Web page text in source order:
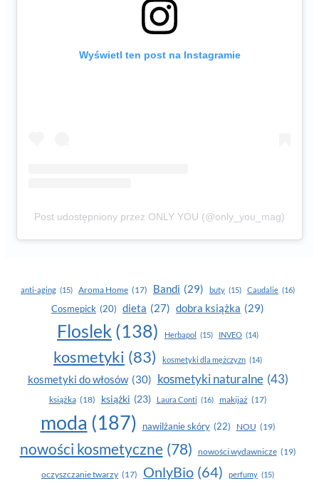
Wyświetl ten post na Instagramie
Post udostępniony przez ONLY YOU (@only_you_mag)
anti-aging (15) Aroma Home (17) Bandi (29) buty (15) Caudalie (16)
Cosmepick (20) dieta (27) dobra książka (29)
Floslek (138) Herbapol (15) INVEO (14)
kosmetyki (83) kosmetyki dla mężczyzn (14)
kosmetyki do włosów (30) kosmetyki naturalne (43)
książka (18) książki (23) Laura Conti (16) makijaż (17)
moda (187) nawilżanie skóry (22) NOU (19)
nowości kosmetyczne (78) nowości wydawnicze (19)
oczyszczanie twarzy (17) OnlyBio (64) perfumy (15)